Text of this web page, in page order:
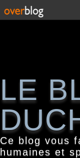
LE
Ce blog vous
humaines et